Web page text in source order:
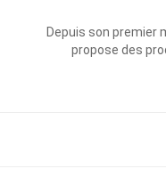
Depuis son premier
propose des